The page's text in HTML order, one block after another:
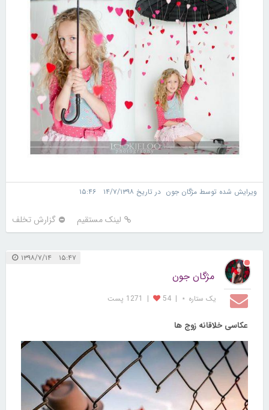
ویرایش شده توسط مژگان جون در تاریخ ۱۴/۷/۱۳۹۸ ۱۵:۴۶
لینک مستقیم گزارش تخلف
۱۵:۴۷ ۱۳۹۸/۷/۱۴
مژگان جون
یک ستاره ⋆ |
54
| 1271 پست
عکاسی خلاقانه زوج ها